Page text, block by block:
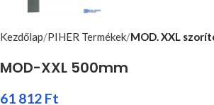
Kezdőlap PIHER Termékek MOD. XXL
MOD-XXL 500mm
61 812 Ft